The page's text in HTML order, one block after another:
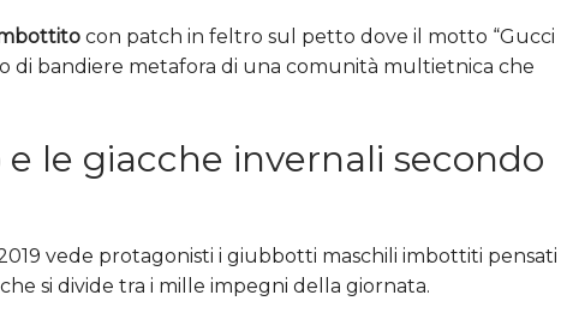
con patch in feltro sul petto dove il motto “Gucci
di bandiere metafora di una comunità multietnica che
le giacche invernali secondo
vede protagonisti i giubbotti maschili imbottiti pensati
si divide tra i mille impegni della giornata.